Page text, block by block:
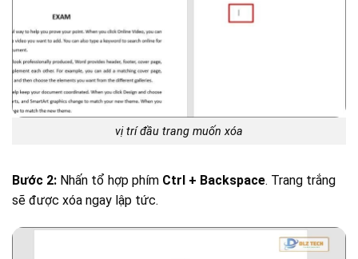
vị trí đầu trang muốn xóa
Bước 2: Nhấn tổ hợp phím Ctrl + Backspace. Trang trắng
sẽ được xóa ngay lập tức.